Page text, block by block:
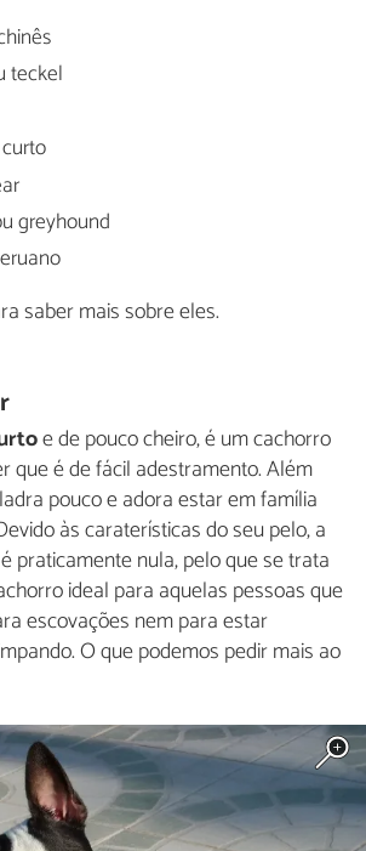
teckel
greyhound
saber mais sobre eles.
e de pouco cheiro, é um cachorro
que é de fácil adestramento. Além
pouco e adora estar em família
às caraterísticas do seu pelo, a
praticamente nula, pelo que se trata
ideal para aquelas pessoas que
escovações nem para estar
O que podemos pedir mais ao